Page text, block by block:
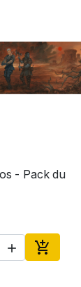
rapide
- Pack du
 